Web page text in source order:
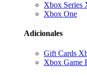
Xbox Series
Xbox One
Adicionales
Gift Cards
Xbox Game